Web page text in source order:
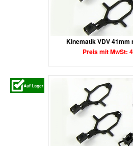
Kinematik VDV 41mm
Preis mit MwSt: